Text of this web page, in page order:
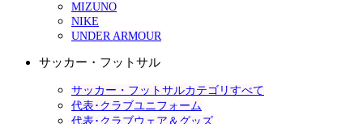
MIZUNO
NIKE
UNDER ARMOUR
サッカー・フットサル
サッカー・フットサルカテゴリすべて
代表･クラブユニフォーム
代表･クラブウェア＆グッズ